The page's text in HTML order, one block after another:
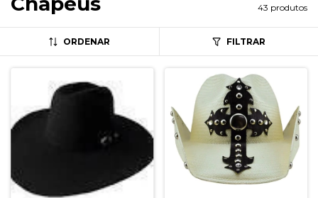
43 produtos
ORDENAR FILTRAR